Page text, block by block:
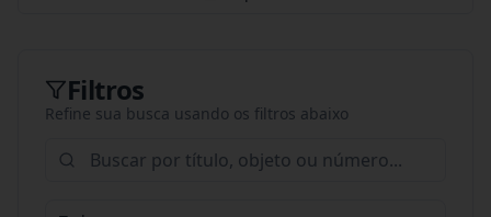
Filtros
Refine sua busca usando os filtros abaixo